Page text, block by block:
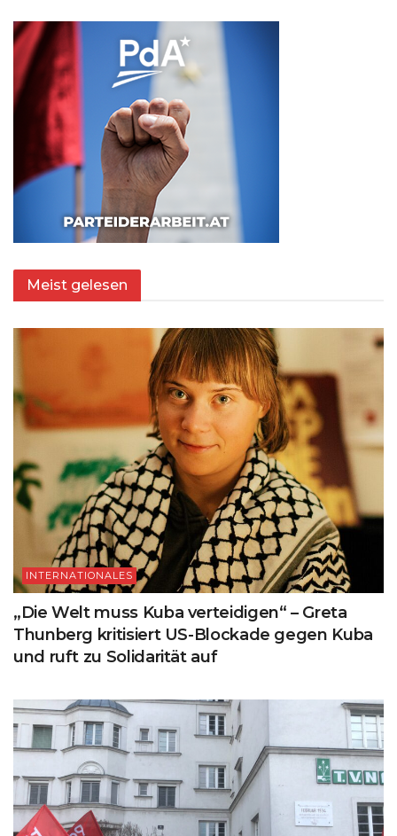
Meist gelesen
INTERNATIONALES
„Die Welt muss Kuba verteidigen“ – Greta
Thunberg kritisiert US-Blockade gegen Kuba
und ruft zu Solidarität auf